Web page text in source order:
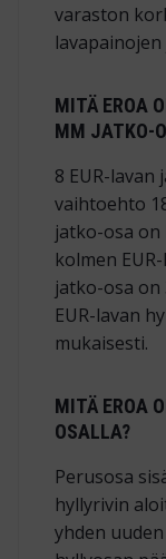
varaston
MITÄ EROA
MM JATKO-
8 EUR-lavan
vaihtoehto
jatko-osa on
kolmen
jatko-osa on
EUR-lavan
mukaisesti.
MITÄ EROA
OSALLA?
Perusosa
hyllyrivin
yhden